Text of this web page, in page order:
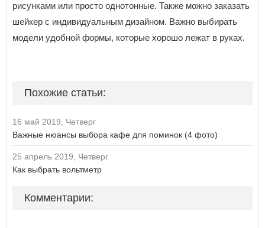
рисунками или просто однотонные. Также можно заказать
шейкер с индивидуальным дизайном. Важно выбирать
модели удобной формы, которые хорошо лежат в руках.
Похожие статьи:
16 май 2019, Четверг
Важные нюансы выбора кафе для поминок (4 фото)
25 апрель 2019, Четверг
Как выбрать вольтметр
Комментарии: